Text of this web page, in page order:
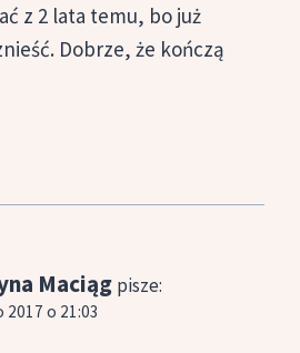
z 2 lata temu, bo już
Dobrze, że kończą
Maciąg pisze:
2017 o 21:03